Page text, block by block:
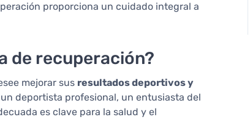
proporciona un cuidado integral a
de recuperación?
mejorar sus resultados deportivos y
deportista profesional, un entusiasta del
es clave para la salud y el